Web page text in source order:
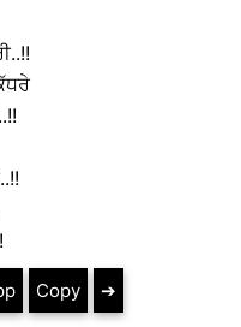
Copy ➔